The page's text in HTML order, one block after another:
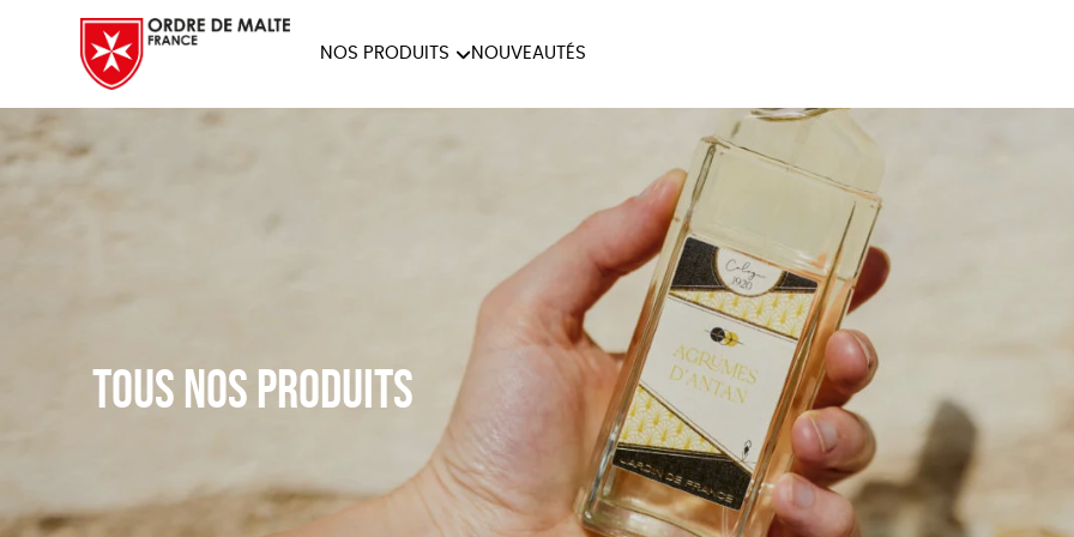
NOS PRODUITS
NOTRE COLLECTION MAISON
LIVRES
NOUVEAUTÉS
Tous nos produits